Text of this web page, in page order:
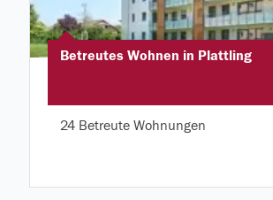
Betreutes Wohnen in Plattling
24 Betreute Wohnungen